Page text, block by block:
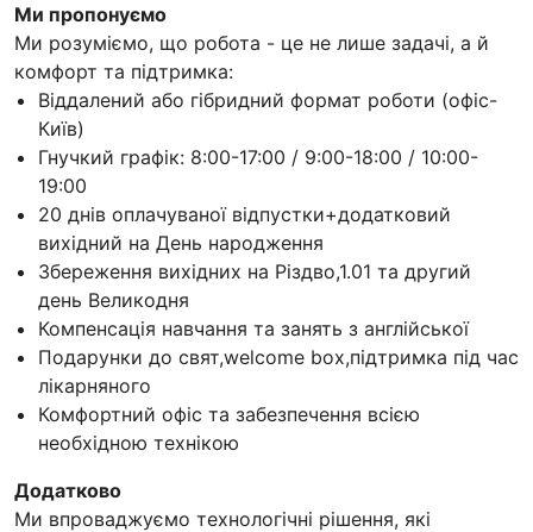
Ми пропонуємо
Ми розуміємо, що робота - це не лише задачі, а й
комфорт та підтримка:
Віддалений або гібридний формат роботи (офіс-
Київ)
Гнучкий графік: 8:00-17:00 / 9:00-18:00 / 10:00-
19:00
20 днів оплачуваної відпустки+додатковий
вихідний на День народження
Збереження вихідних на Різдво,1.01 та другий
день Великодня
Компенсація навчання та занять з англійської
Подарунки до свят,welcome box,підтримка під час
лікарняного
Комфортний офіс та забезпечення всією
необхідною технікою
Додатково
Ми впроваджуємо технологічні рішення, які